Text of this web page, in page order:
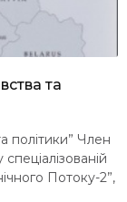
та
політики” Член
Потоку-2”,
Зокрема,